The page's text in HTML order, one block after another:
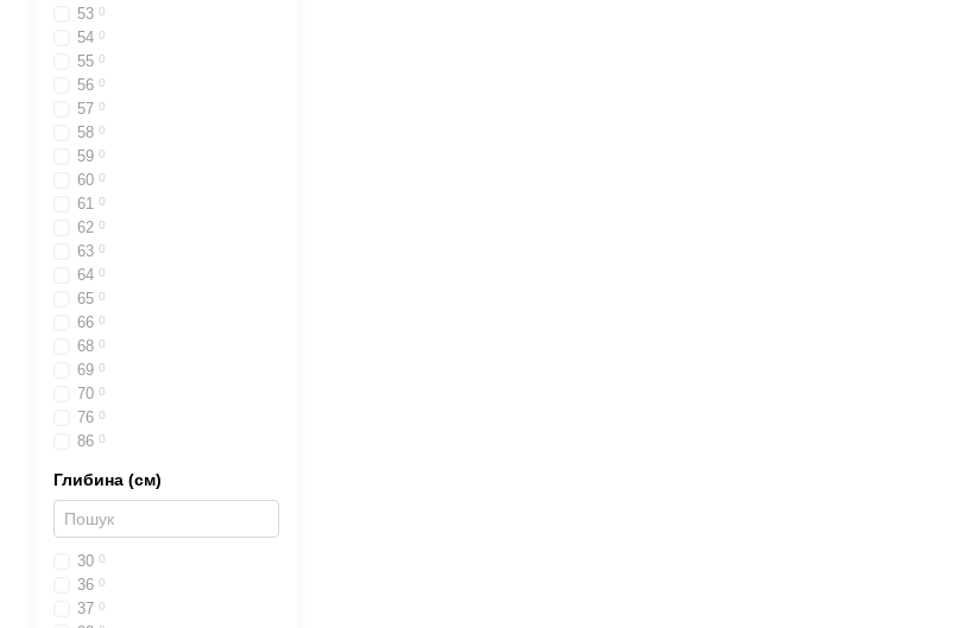
53 0
54 0
55 0
56 0
57 0
58 0
59 0
60 0
61 0
62 0
63 0
64 0
65 0
66 0
68 0
69 0
70 0
76 0
86 0
Глибина (см)
30 0
36 0
37 0